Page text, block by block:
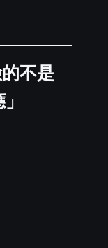
不是